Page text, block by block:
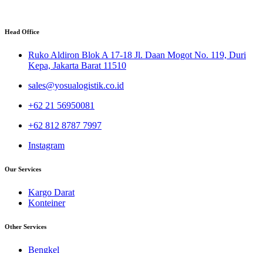
Head Office
Ruko Aldiron Blok A 17-18 Jl. Daan Mogot No. 119, Duri
Kepa, Jakarta Barat 11510
sales@yosualogistik.co.id
+62 21 56950081
+62 812 8787 7997
Instagram
Our Services
Kargo Darat
Konteiner
Other Services
Bengkel